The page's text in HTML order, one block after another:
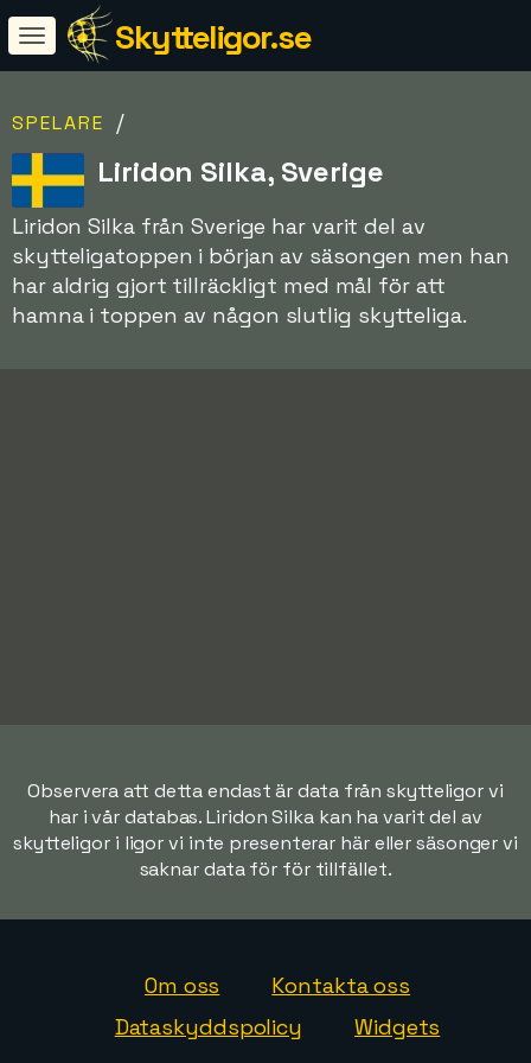
Skytteligor.se
SPELARE /
Liridon Silka, Sverige
Liridon Silka från Sverige har varit del av
skytteligatoppen i början av säsongen men han
har aldrig gjort tillräckligt med mål för att
hamna i toppen av någon slutlig skytteliga.
Observera att detta endast är data från skytteligor vi
har i vår databas. Liridon Silka kan ha varit del av
skytteligor i ligor vi inte presenterar här eller säsonger vi
saknar data för för tillfället.
Om oss
Kontakta oss
Dataskyddspolicy
Widgets